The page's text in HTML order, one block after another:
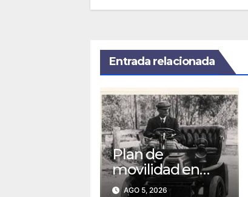
Entrada relacionada
Plan de
movilidad en
Tunja agiliza el
AGO 5, 2026